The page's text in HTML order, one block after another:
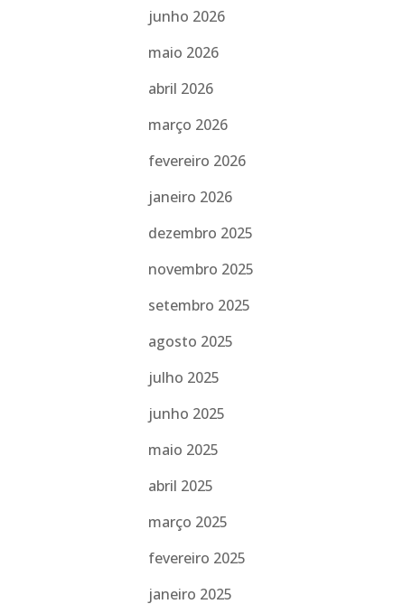
junho 2026
maio 2026
abril 2026
março 2026
fevereiro 2026
janeiro 2026
dezembro 2025
novembro 2025
setembro 2025
agosto 2025
julho 2025
junho 2025
maio 2025
abril 2025
março 2025
fevereiro 2025
janeiro 2025